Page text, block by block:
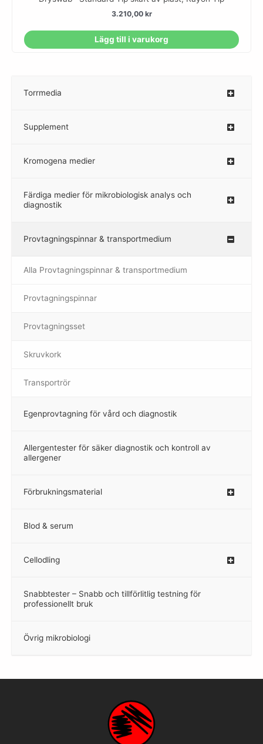
3.210,00 kr
Lägg till i varukorg
Torrmedia
–
Supplement
–
Kromogena medier
–
Färdiga medier för mikrobiologisk analys och
diagnostik
Provtagningspinnar & transportmedium
–
Alla Provtagningspinnar & transportmedium
Provtagningspinnar
–
Provtagningsset
–
Skruvkork
Transportrör
Egenprovtagning för vård och diagnostik
–
Allergentester för säker diagnostik och kontroll av
allergener
–
Förbrukningsmaterial
Blod & serum
Cellodling
–
Snabbtester – Snabb och tillförlitlig testning för
professionellt bruk
–
Övrig mikrobiologi
–